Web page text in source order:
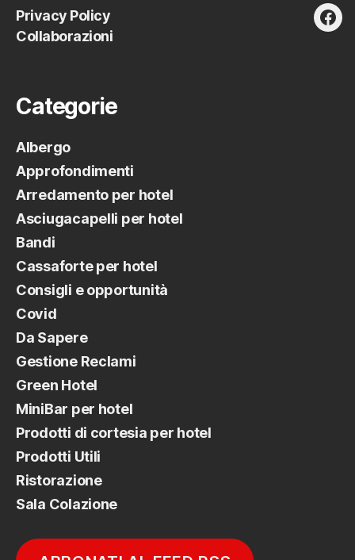
Privacy Policy
Collaborazioni
Categorie
Albergo
Approfondimenti
Arredamento per hotel
Asciugacapelli per hotel
Bandi
Cassaforte per hotel
Consigli e opportunità
Covid
Da Sapere
Gestione Reclami
Green Hotel
MiniBar per hotel
Prodotti di cortesia per hotel
Prodotti Utili
Ristorazione
Sala Colazione